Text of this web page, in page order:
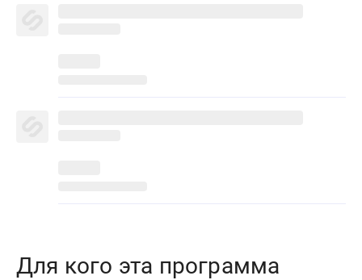
Для кого эта программа